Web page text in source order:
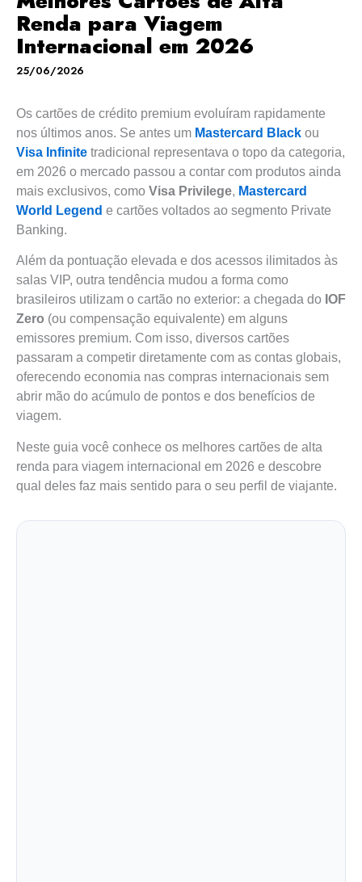
Renda para Viagem
Internacional em 2026
25/06/2026
Os cartões de crédito premium evoluíram rapidamente
nos últimos anos. Se antes um Mastercard Black ou
Visa Infinite tradicional representava o topo da categoria,
em 2026 o mercado passou a contar com produtos ainda
mais exclusivos, como Visa Privilege, Mastercard
World Legend e cartões voltados ao segmento Private
Banking.
Além da pontuação elevada e dos acessos ilimitados às
salas VIP, outra tendência mudou a forma como
brasileiros utilizam o cartão no exterior: a chegada do IOF
Zero (ou compensação equivalente) em alguns
emissores premium. Com isso, diversos cartões
passaram a competir diretamente com as contas globais,
oferecendo economia nas compras internacionais sem
abrir mão do acúmulo de pontos e dos benefícios de
viagem.
Neste guia você conhece os melhores cartões de alta
renda para viagem internacional em 2026 e descobre
qual deles faz mais sentido para o seu perfil de viajante.